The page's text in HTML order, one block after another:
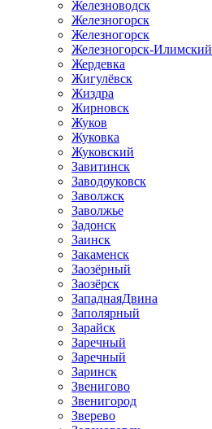
Железноводск
Железногорск
Железногорск
Железногорск-Илимский
Жердевка
Жигулёвск
Жиздра
Жирновск
Жуков
Жуковка
Жуковский
Завитинск
Заводоуковск
Заволжск
Заволжье
Задонск
Заинск
Закаменск
Заозёрный
Заозёрск
ЗападнаяДвина
Заполярный
Зарайск
Заречный
Заречный
Заринск
Звенигово
Звенигород
Зверево